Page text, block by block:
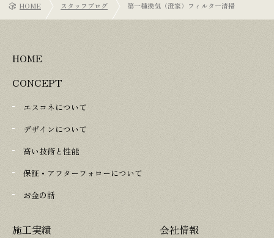
HOME スタッフブログ 第一種換気（澄家）フィルター清掃
HOME
CONCEPT
エスコネについて
デザインについて
高い技術と性能
保証・アフターフォローについて
お金の話
施工実績
会社情報